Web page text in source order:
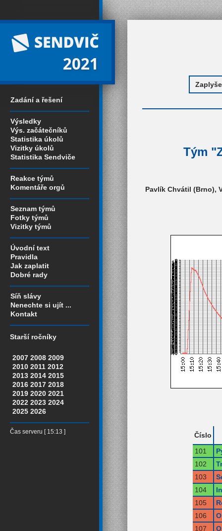
2021
Zadání a řešení
Výsledky
Výs. začátečníků
Statistika úkolů
Vizitky úkolů
Statistika Sendviče
Reakce týmů
Komentáře orgů
Seznam týmů
Fotky týmů
Vizitky týmů
Úvodní text
Pravidla
Jak zaplatit
Dobré rady
Síň slávy
Nenechte si ujít ...
Kontakt
Starší ročníky
2007 2008 2009
2010 2011 2012
2013 2014 2015
2016 2017 2018
2019 2020 2021
2022 2023 2024
2025 2026
Čas serveru [ 15:13 ]
Tým
Pavlík Chvátil (Brno),
Číslo
101
102
103
104
105
106
107